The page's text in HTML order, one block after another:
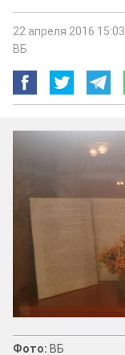
22 апреля 2016 15:03
ВБ
Фото: ВБ